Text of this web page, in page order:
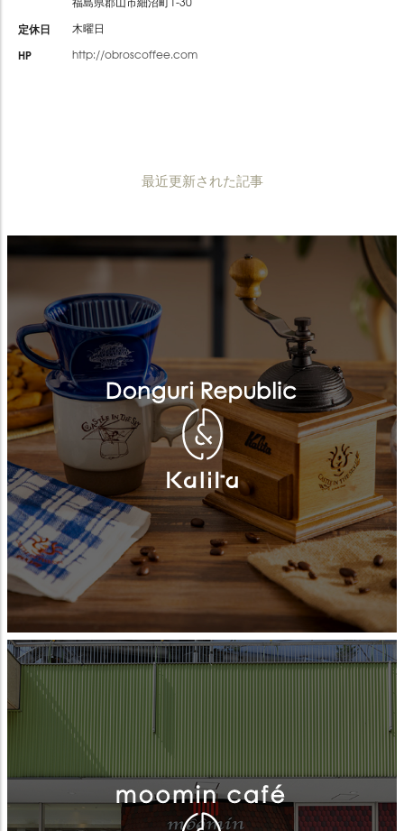
定休日 木曜日
HP http://obroscoffee.com
最近更新された記事